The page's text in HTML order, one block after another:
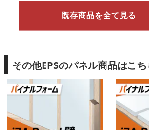
既存商品を全て見る
その他EPSのパネル商品はこち